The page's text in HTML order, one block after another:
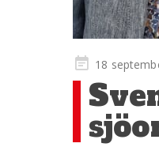
Publicerad
på
18